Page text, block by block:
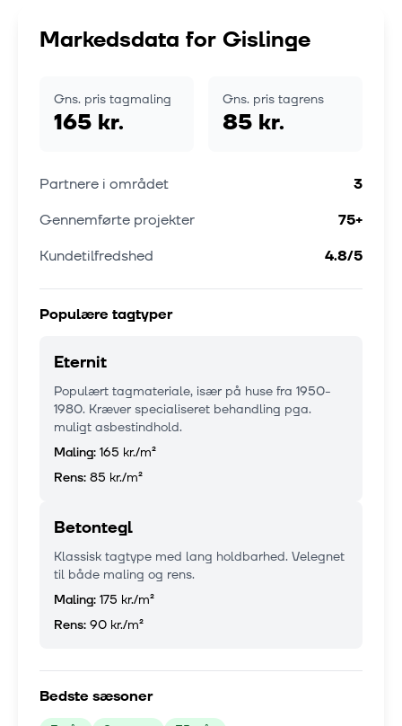
Markedsdata for Gislinge
Gns. pris tagmaling
165 kr.
Gns. pris tagrens
85 kr.
Partnere i området
3
Gennemførte projekter
75+
Kundetilfredshed
4.8/5
Populære tagtyper
Eternit
Populært tagmateriale, især på huse fra 1950-
1980. Kræver specialiseret behandling pga.
muligt asbestindhold.
Maling: 165 kr./m²
Rens: 85 kr./m²
Betontegl
Klassisk tagtype med lang holdbarhed. Velegnet
til både maling og rens.
Maling: 175 kr./m²
Rens: 90 kr./m²
Bedste sæsoner